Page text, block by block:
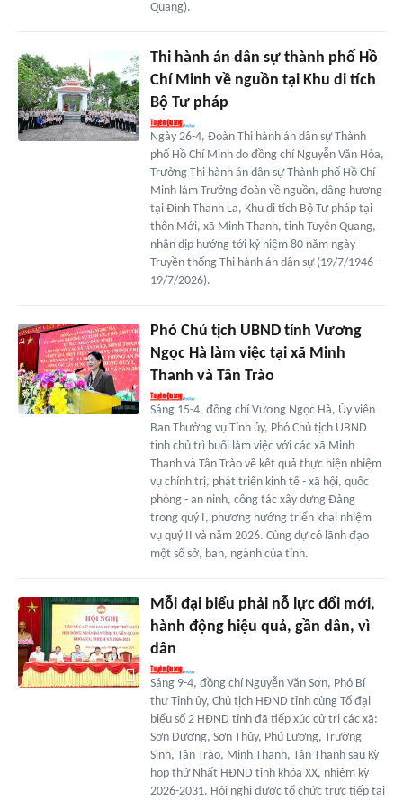
Quang).
Thi hành án dân sự thành phố Hồ
Chí Minh về nguồn tại Khu di tích
Bộ Tư pháp
Ngày 26-4, Đoàn Thi hành án dân sự Thành
phố Hồ Chí Minh do đồng chí Nguyễn Văn Hòa,
Trưởng Thi hành án dân sự Thành phố Hồ Chí
Minh làm Trưởng đoàn về nguồn, dâng hương
tại Đình Thanh La, Khu di tích Bộ Tư pháp tại
thôn Mới, xã Minh Thanh, tỉnh Tuyên Quang,
nhân dịp hướng tới kỷ niệm 80 năm ngày
Truyền thống Thi hành án dân sự (19/7/1946 -
19/7/2026).
Phó Chủ tịch UBND tỉnh Vương
Ngọc Hà làm việc tại xã Minh
Thanh và Tân Trào
Sáng 15-4, đồng chí Vương Ngọc Hà, Ủy viên
Ban Thường vụ Tỉnh ủy, Phó Chủ tịch UBND
tỉnh chủ trì buổi làm việc với các xã Minh
Thanh và Tân Trào về kết quả thực hiện nhiệm
vụ chính trị, phát triển kinh tế - xã hội, quốc
phòng - an ninh, công tác xây dựng Đảng
trong quý I, phương hướng triển khai nhiệm
vụ quý II và năm 2026. Cùng dự có lãnh đạo
một số sở, ban, ngành của tỉnh.
Mỗi đại biểu phải nỗ lực đổi mới,
hành động hiệu quả, gần dân, vì
dân
Sáng 9-4, đồng chí Nguyễn Văn Sơn, Phó Bí
thư Tỉnh ủy, Chủ tịch HĐND tỉnh cùng Tổ đại
biểu số 2 HĐND tỉnh đã tiếp xúc cử tri các xã:
Sơn Dương, Sơn Thủy, Phú Lương, Trường
Sinh, Tân Trào, Minh Thanh, Tân Thanh sau Kỳ
họp thứ Nhất HĐND tỉnh khóa XX, nhiệm kỳ
2026-2031. Hội nghị được tổ chức trực tiếp tại